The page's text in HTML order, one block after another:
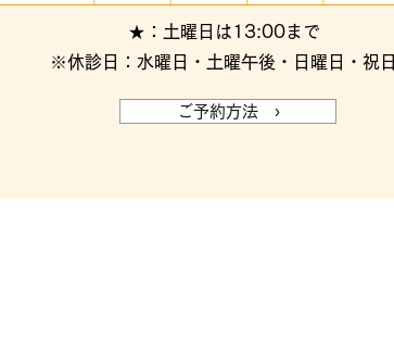
★：土曜日は13:00まで
※休診日：水曜日・土曜午後・日曜日・祝日
ご予約方法 ›